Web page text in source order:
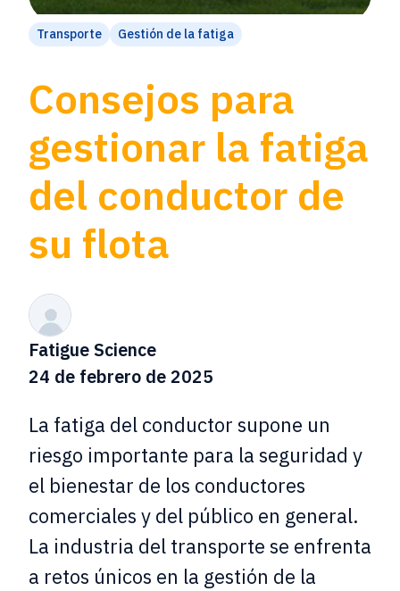
Transporte Gestión de la fatiga
Consejos para
gestionar la fatiga
del conductor de
su flota
Fatigue Science
24 de febrero de 2025
La fatiga del conductor supone un
riesgo importante para la seguridad y
el bienestar de los conductores
comerciales y del público en general.
La industria del transporte se enfrenta
a retos únicos en la gestión de la